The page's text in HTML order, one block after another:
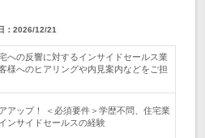
： 2026/12/21
への反響に対するインサイドセールス業
様へのヒアリングや内見案内などをご担
アップ！ ＜必須要件＞学歴不問、住宅業
ンサイドセールスの経験